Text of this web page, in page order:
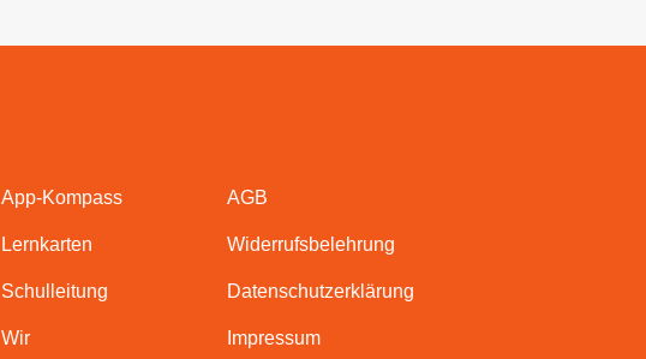
App-Kompass
Lernkarten
Schulleitung
Wir
AGB
Widerrufsbelehrung
Datenschutzerklärung
Impressum